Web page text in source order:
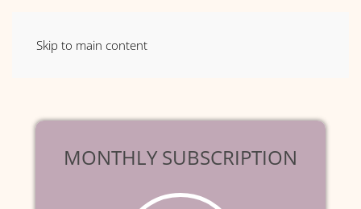
Skip to main content
MONTHLY SUBSCRIPTION